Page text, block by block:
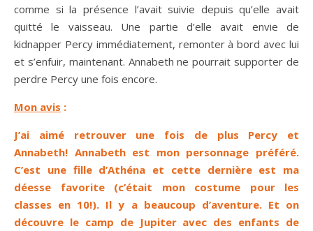
comme si la présence l’avait suivie depuis qu’elle avait
quitté le vaisseau. Une partie d’elle avait envie de
kidnapper Percy immédiatement, remonter à bord avec lui
et s’enfuir, maintenant. Annabeth ne pourrait supporter de
perdre Percy une fois encore.
Mon avis :
J’ai aimé retrouver une fois de plus Percy et
Annabeth! Annabeth est mon personnage préféré.
C’est une fille d’Athéna et cette dernière est ma
déesse favorite (c’était mon costume pour les
classes en 10!). Il y a beaucoup d’aventure. Et on
découvre le camp de Jupiter avec des enfants de